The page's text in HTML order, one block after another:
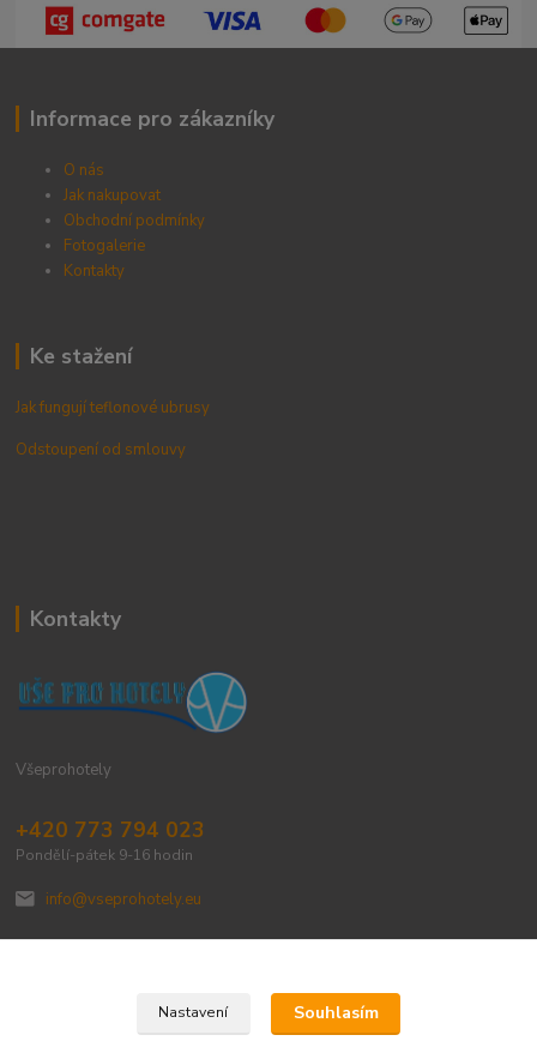
Informace pro zákazníky
O nás
Jak nakupovat
Obchodní podmínky
Fotogalerie
Kontakty
Ke stažení
Jak fungují teflonové ubrusy
Odstoupení od smlouvy
Kontakty
Všeprohotely
+420 773 794 023
Pondělí-pátek 9-16 hodin
info@vseprohotely.eu
Upravit sběr cookies.
Nastavení Souhlasím